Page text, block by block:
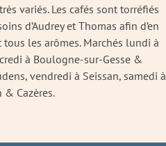
variés. Les cafés sont torréfiés
d’Audrey et Thomas afin d’en
les arômes. Marchés lundi à
à Boulogne-sur-Gesse &
vendredi à Seissan, samedi à
& Cazères.